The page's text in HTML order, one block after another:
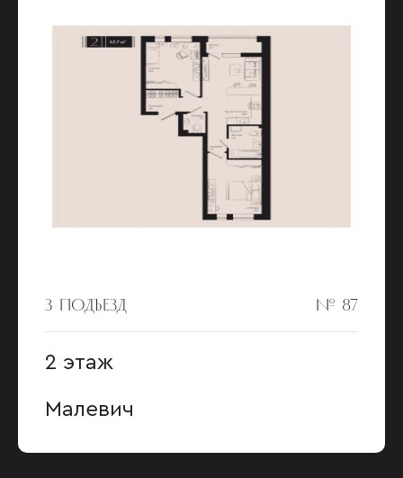
3 ПОДЪЕЗД № 87
2 этаж
Малевич